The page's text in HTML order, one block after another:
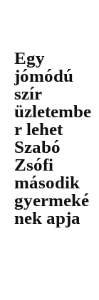
Egy
jómódú
szír
üzletembe
r lehet
Szabó
Zsófi
második
gyermeké
nek apja